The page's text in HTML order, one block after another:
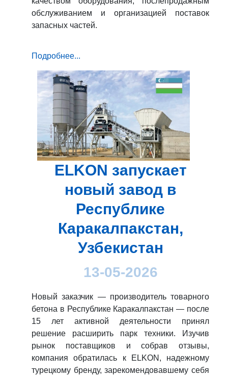
обслуживанием и организацией поставок
запасных частей.
Подробнее...
ELKON запускает
новый завод в
Республике
Каракалпакстан,
Узбекистан
13-05-2026
Новый заказчик — производитель товарного
бетона в Республике Каракалпакстан — после
15 лет активной деятельности принял
решение расширить парк техники. Изучив
рынок поставщиков и собрав отзывы,
компания обратилась к ELKON, надежному
турецкому бренду, зарекомендовавшему себя